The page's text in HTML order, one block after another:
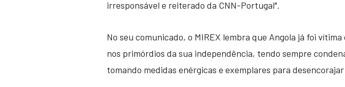
irresponsável e reiterado da CNN-Portugal".
No seu comunicado, o MIREX lembra que Angola já foi
nos primórdios da sua independência, tendo sempre
tomando medidas enérgicas e exemplares para